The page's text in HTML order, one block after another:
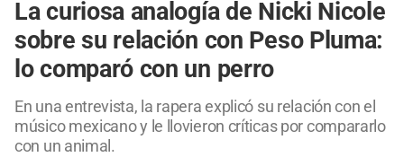
La curiosa analogía de Nicki Nicole
sobre su relación con Peso Pluma:
lo comparó con un perro
En una entrevista, la rapera explicó su relación con el
músico mexicano y le llovieron críticas por compararlo
con un animal.